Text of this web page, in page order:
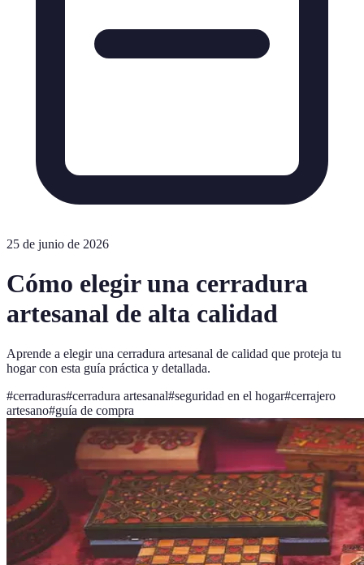
25 de junio de 2026
Cómo elegir una cerradura
artesanal de alta calidad
Aprende a elegir una cerradura artesanal de calidad que proteja tu
hogar con esta guía práctica y detallada.
#cerraduras#cerradura artesanal#seguridad en el hogar#cerrajero
artesano#guía de compra